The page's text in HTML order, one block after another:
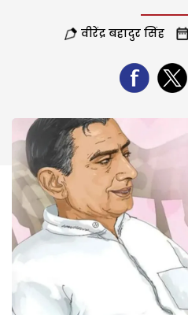
वीरेंद्र बहादुर सिंह